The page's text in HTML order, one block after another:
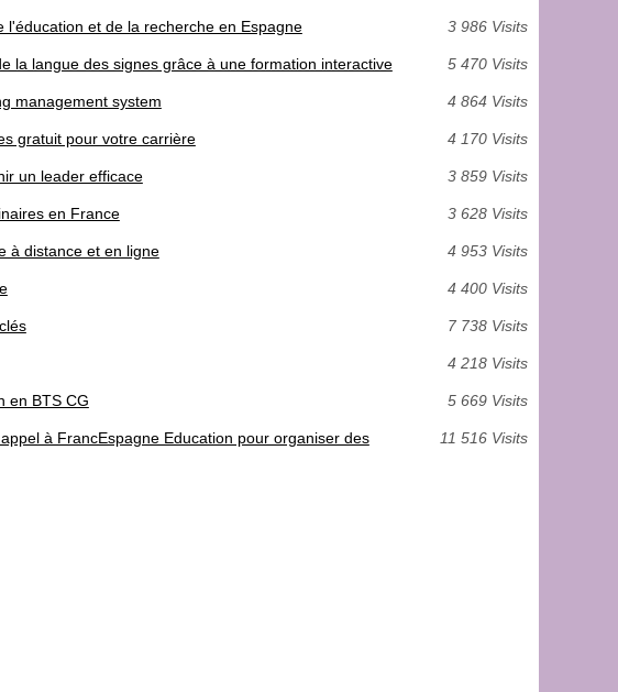
l'éducation et de la recherche en Espagne 3 986 Visits
la langue des signes grâce à une formation interactive 5 470 Visits
management system 4 864 Visits
gratuit pour votre carrière 4 170 Visits
un leader efficace 3 859 Visits
en France 3 628 Visits
à distance et en ligne 4 953 Visits
4 400 Visits
7 738 Visits
4 218 Visits
en BTS CG 5 669 Visits
à FrancEspagne Education pour organiser des
11 516 Visits